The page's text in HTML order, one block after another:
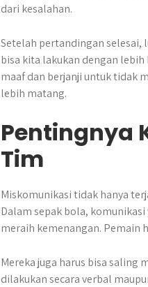
dari kesalahan.
Setelah pertandingan selesai,
bisa kita lakukan dengan
maaf dan berjanji untuk tidak
lebih matang.
Pentingnya
Tim
Miskomunikasi tidak hanya
Dalam sepak bola,
meraih kemenangan. Pemain
Mereka juga harus bisa saling
dilakukan secara verbal